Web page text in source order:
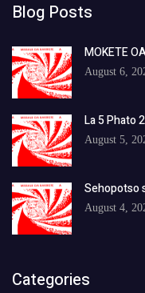
Blog Posts
MOKETE
August 6,
La 5 Phato
August 5,
Sehopotso
August 4,
Categories